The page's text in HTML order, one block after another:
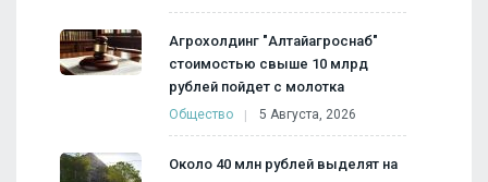
Агрохолдинг "Алтайагроснаб"
стоимостью свыше 10 млрд
рублей пойдет с молотка
Общество 5 Августа, 2026
Около 40 млн рублей выделят на